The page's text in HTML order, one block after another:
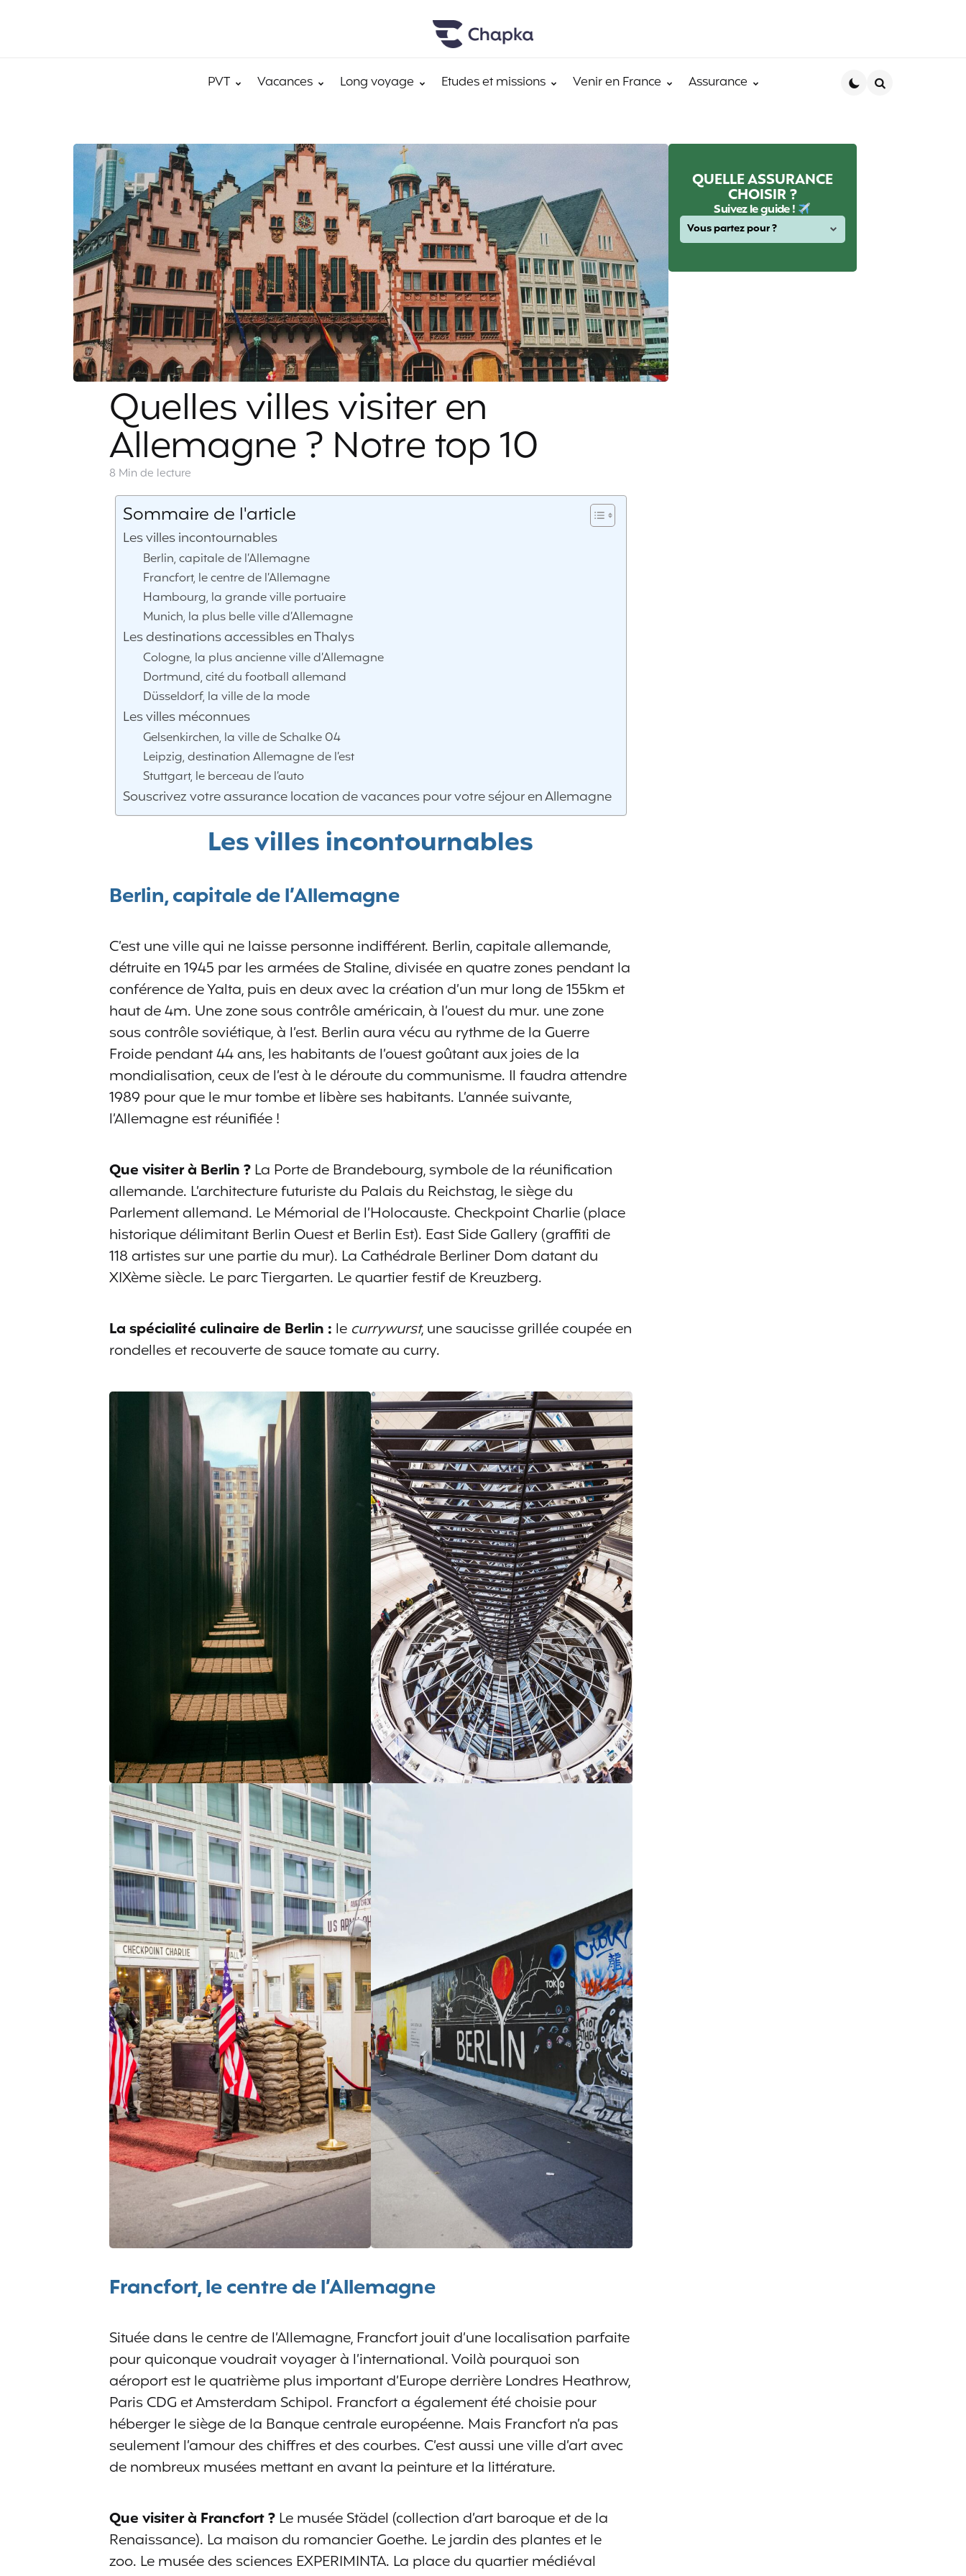
PVT Vacances Long voyage Etudes et missions Venir en France Assurance
Quelles villes visiter en
Allemagne ? Notre top 10
8 Min de lecture
Sommaire de l'article
Les villes incontournables
Berlin, capitale de l’Allemagne
Francfort, le centre de l’Allemagne
Hambourg, la grande ville portuaire
Munich, la plus belle ville d’Allemagne
Les destinations accessibles en Thalys
Cologne, la plus ancienne ville d’Allemagne
Dortmund, cité du football allemand
Düsseldorf, la ville de la mode
Les villes méconnues
Gelsenkirchen, la ville de Schalke 04
Leipzig, destination Allemagne de l’est
Stuttgart, le berceau de l’auto
Souscrivez votre assurance location de vacances pour votre séjour en Allemagne
Les villes incontournables
Berlin, capitale de l’Allemagne
C’est une ville qui ne laisse personne indifférent. Berlin, capitale allemande,
détruite en 1945 par les armées de Staline, divisée en quatre zones pendant la
conférence de Yalta, puis en deux avec la création d’un mur long de 155km et
haut de 4m. Une zone sous contrôle américain, à l’ouest du mur. une zone
sous contrôle soviétique, à l’est. Berlin aura vécu au rythme de la Guerre
Froide pendant 44 ans, les habitants de l’ouest goûtant aux joies de la
mondialisation, ceux de l’est à le déroute du communisme. Il faudra attendre
1989 pour que le mur tombe et libère ses habitants. L’année suivante,
l’Allemagne est réunifiée !
Que visiter à Berlin ?La Porte de Brandebourg, symbole de la réunification
allemande. L’architecture futuriste du Palais du Reichstag, le siège du
Parlement allemand. Le Mémorial de l’Holocauste. Checkpoint Charlie (place
historique délimitant Berlin Ouest et Berlin Est). East Side Gallery (graffiti de
118 artistes sur une partie du mur). La Cathédrale Berliner Dom datant du
XIXème siècle. Le parc Tiergarten. Le quartier festif de Kreuzberg.
La spécialité culinaire de Berlin : le currywurst, une saucisse grillée coupée en
rondelles et recouverte de sauce tomate au curry.
Francfort, le centre de l’Allemagne
Située dans le centre de l’Allemagne, Francfort jouit d’une localisation parfaite
pour quiconque voudrait voyager à l’international. Voilà pourquoi son
aéroport est le quatrième plus important d’Europe derrière Londres Heathrow,
Paris CDG et Amsterdam Schipol. Francfort a également été choisie pour
héberger le siège de la Banque centrale européenne. Mais Francfort n’a pas
seulement l’amour des chiffres et des courbes. C’est aussi une ville d’art avec
de nombreux musées mettant en avant la peinture et la littérature.
Que visiter à Francfort ?Le musée Städel (collection d’art baroque et de la
Renaissance). La maison du romancier Goethe. Le jardin des plantes et le
zoo. Le musée des sciences EXPERIMINTA. La place du quartier médiéval
QUELLE ASSURANCE
CHOISIR ?
Suivez le guide !